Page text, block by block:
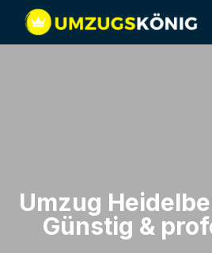
Umzug
Günstig &